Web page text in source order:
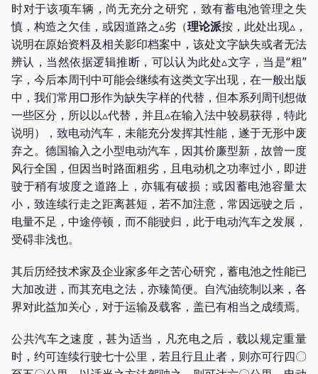
时对于该项车辆，尚无充分之研究，致有蓄电池管理之失
慎，构造之欠佳，或因道路之▵劣（理论派按，此处出现▵，
说明在原始资料及相关影印档案中，该处文字缺失或者无法
辨认，当然依据逻辑推断，可以认为此处▵文字，当是“粗”
字，今后本周刊中可能会继续有这类文字出现，在一般出版
中，我们常用□形作为缺失字样的代替，但本系列周刊想做
一些区分，所以以▵代替，并且▵在输入法中较易获得，特此
说明），致电动汽车，未能充分发挥其性能，遂于无形中废
弃之。德国输入之小型电动汽车，因其价廉型新，故曾一度
风行全国，但因当时路面粗劣，且电动机之功率过小，即进
驶于稍有坡度之道路上，亦辄有破损；或因蓄电池容量太
小，致连续行走之距离甚短，若不加注意，常因远驶之后，
电量不足，中途停顿，而不能驶归，此于电动汽车之发展，
受碍非浅也。
其后历经技术家及企业家多年之苦心研究，蓄电池之性能已
大加改进，而其充电之法，亦臻简便。自汽油统制以来，各
界对此益加关心，对于运输及载客，盖已有相当之成绩焉。
公共汽车之速度，甚为适当，凡充电之后，载以规定重量
时，约可连续行驶七十公里，若且行且止者，则亦可行四〇